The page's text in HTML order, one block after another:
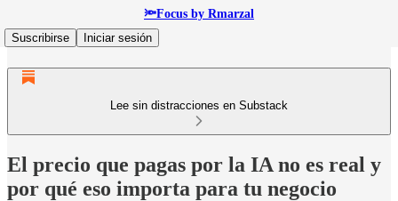
🔦Focus by Rmarzal
Suscribirse
Iniciar sesión
Lee sin distracciones en Substack
El precio que pagas por la IA no es real y
por qué eso importa para tu negocio